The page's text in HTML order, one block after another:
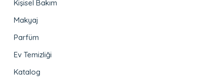
Kişisel Bakım
Makyaj
Parfüm
Ev Temizliği
Katalog